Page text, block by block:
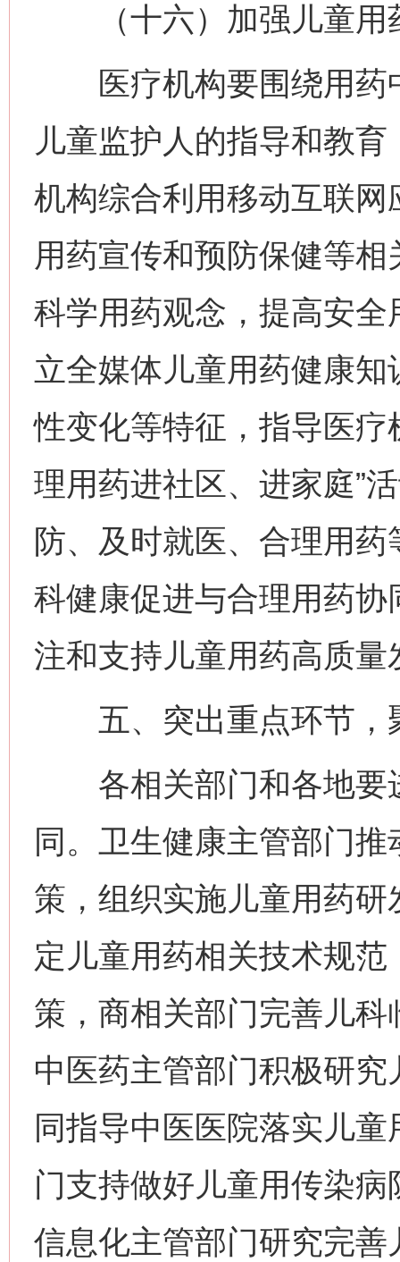
（十六）加强儿童用
医疗机构要围绕用药
儿童监护人的指导和教
机构综合利用移动互联
用药宣传和预防保健等
科学用药观念，提高安
立全媒体儿童用药健康
性变化等特征，指导医疗
理用药进社区、进家庭”
防、及时就医、合理用
科健康促进与合理用药
注和支持儿童用药高质量
五、突出重点环节，
各相关部门和各地要
同。卫生健康主管部门
策，组织实施儿童用药
定儿童用药相关技术规
策，商相关部门完善儿
中医药主管部门积极研
同指导中医医院落实儿
门支持做好儿童用传染
信息化主管部门研究完